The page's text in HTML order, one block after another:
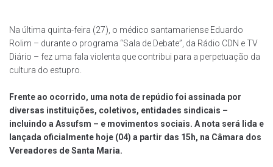
Na última quinta-feira (27), o médico santamariense Eduardo
Rolim – durante o programa “Sala de Debate”, da Rádio CDN e TV
Diário – fez uma fala violenta que contribui para a perpetuação da
cultura do estupro.
Frente ao ocorrido, uma nota de repúdio foi assinada por
diversas instituições, coletivos, entidades sindicais –
incluindo a Assufsm – e movimentos sociais. A nota será lida e
lançada oficialmente hoje (04) a partir das 15h, na Câmara dos
Vereadores de Santa Maria.